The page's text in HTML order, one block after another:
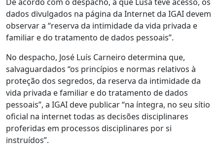
dados divulgados na página da Internet da IGAI devem
observar a “reserva da intimidade da vida privada e
familiar e do tratamento de dados pessoais”.
No despacho, José Luís Carneiro determina que,
salvaguardados “os princípios e normas relativos à
proteção dos segredos, da reserva da intimidade da
vida privada e familiar e do tratamento de dados
pessoais”, a IGAI deve publicar “na íntegra, no seu sítio
oficial na internet todas as decisões disciplinares
proferidas em processos disciplinares por si
instruídos”.